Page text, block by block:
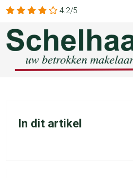
4.2/5
In dit artikel